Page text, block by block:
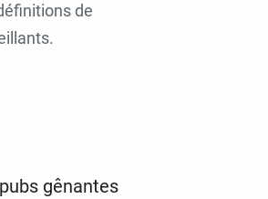
de
gênantes